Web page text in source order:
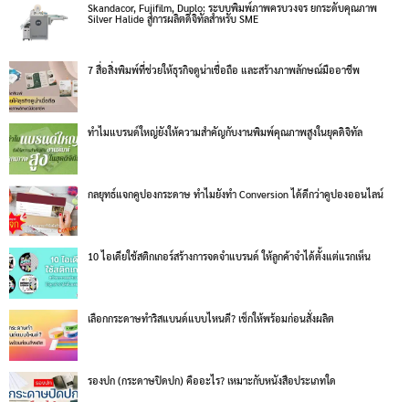
Skandacor, Fujifilm, Duplo: ระบบพิมพ์ภาพครบวงจร ยกระดับคุณภาพ
Silver Halide สู่การผลิตดิจิทัลสำหรับ SME
7 สื่อสิ่งพิมพ์ที่ช่วยให้ธุรกิจดูน่าเชื่อถือ และสร้างภาพลักษณ์มืออาชีพ
ทำไมแบรนด์ใหญ่ยังให้ความสำคัญกับงานพิมพ์คุณภาพสูงในยุคดิจิทัล
กลยุทธ์แจกคูปองกระดาษ ทำไมยังทำ Conversion ได้ดีกว่าคูปองออนไลน์
10 ไอเดียใช้สติกเกอร์สร้างการจดจำแบรนด์ ให้ลูกค้าจำได้ตั้งแต่แรกเห็น
เลือกกระดาษทำริสแบนด์แบบไหนดี? เช็กให้พร้อมก่อนสั่งผลิต
รองปก (กระดาษปิดปก) คืออะไร? เหมาะกับหนังสือประเภทใด